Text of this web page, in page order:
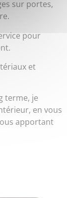
sur portes,
pour
et
terme, je
en vous
apportant